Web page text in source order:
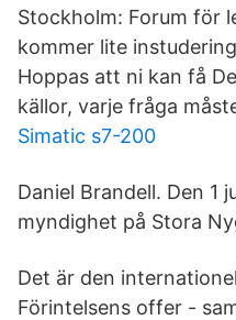
Stockholm: Forum för
kommer lite
Hoppas att ni kan få
källor, varje fråga
Simatic s7-200
Daniel Brandell. Den 1
myndighet på Stora
Det är den
Förintelsens offer -